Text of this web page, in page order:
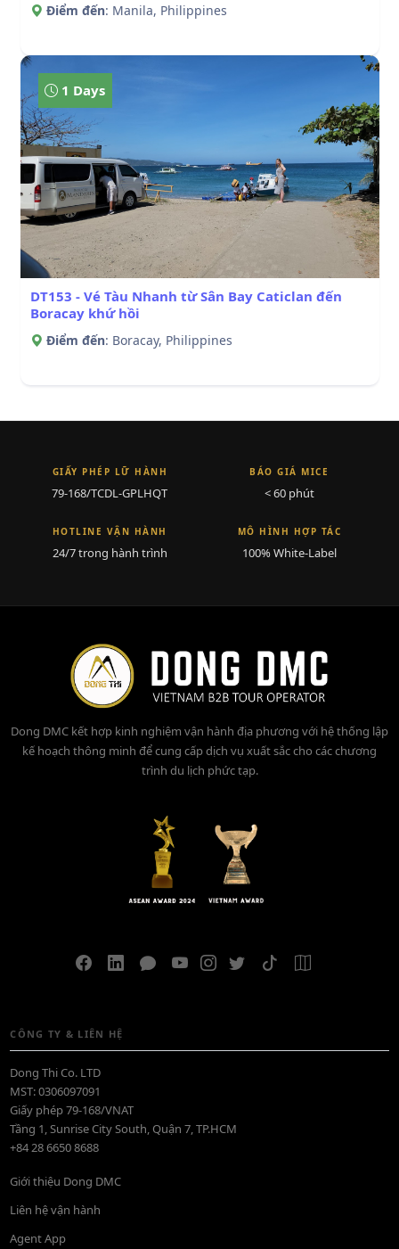
Điểm đến: Manila, Philippines
1 Days
DT153 - Vé Tàu Nhanh từ Sân Bay Caticlan đến
Boracay khứ hồi
Điểm đến: Boracay, Philippines
GIẤY PHÉP LỮ HÀNH
79-168/TCDL-GPLHQT
BÁO GIÁ MICE
< 60 phút
HOTLINE VẬN HÀNH
24/7 trong hành trình
MÔ HÌNH HỢP TÁC
100% White-Label
Dong DMC kết hợp kinh nghiệm vận hành địa phương với hệ thống lập
kế hoạch thông minh để cung cấp dịch vụ xuất sắc cho các chương
trình du lịch phức tạp.
CÔNG TY & LIÊN HỆ
Dong Thi Co. LTD
MST: 0306097091
Giấy phép 79-168/VNAT
Tầng 1, Sunrise City South, Quận 7, TP.HCM
+84 28 6650 8688
Giới thiệu Dong DMC
Liên hệ vận hành
Agent App